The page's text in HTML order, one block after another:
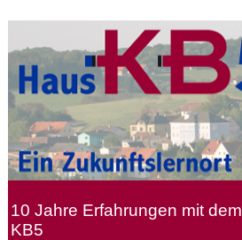
10 Jahre Erfahrungen mit dem
KB5